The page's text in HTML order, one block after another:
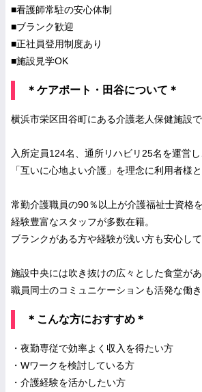
■看護師常駐の安心体制
■ブランク歓迎
■正社員登用制度あり
■施設見学OK
＊ケアポート・田谷について＊
横浜市栄区田谷町にある介護老人保健施設で
入所定員124名、通所リハビリ25名を運営し
「互いに心地よい介護」を理念に利用者様
常勤介護職員の90％以上が介護福祉士資格
経験豊富なスタッフが多数在籍。
ブランクがある方や経験が浅い方も安心し
施設中央には吹き抜けの広々とした食堂があ
職員同士のコミュニケーションも活発な働き
＊こんな方におすすめ＊
・夜勤専従で効率よく収入を得たい方
・Wワークを検討している方
・介護経験を活かしたい方